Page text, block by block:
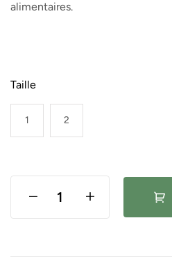
alimentaires.
Taille
1 2